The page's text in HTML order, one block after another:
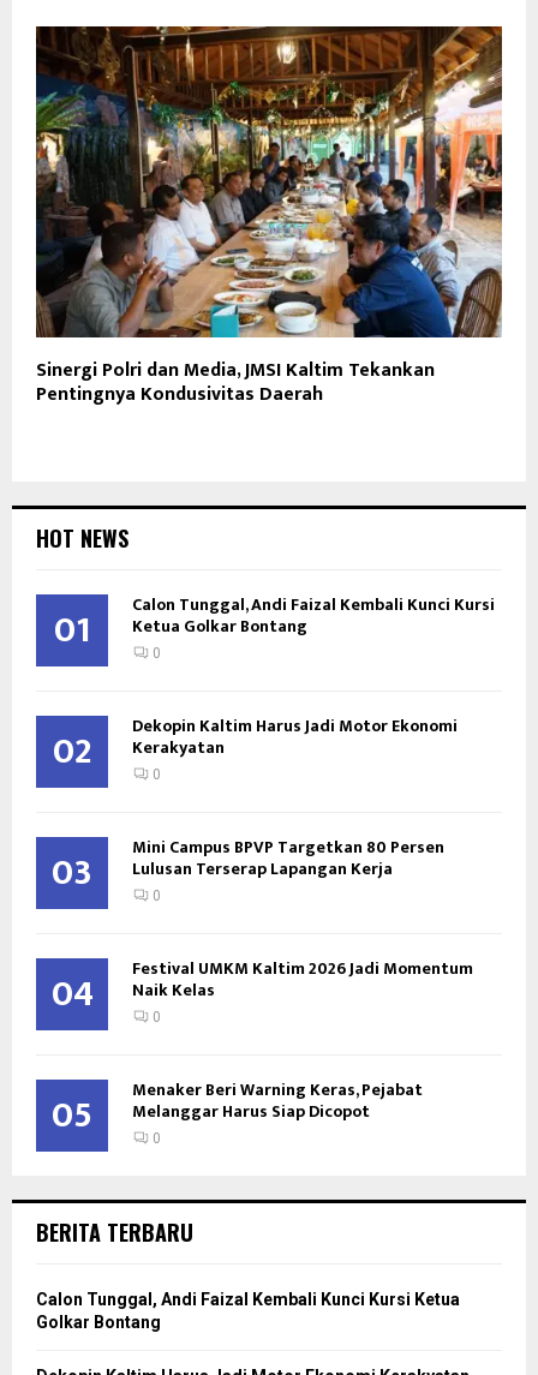
Sinergi Polri dan Media, JMSI Kaltim Tekankan
Pentingnya Kondusivitas Daerah
HOT NEWS
01 Calon Tunggal, Andi Faizal Kembali Kunci Kursi
Ketua Golkar Bontang
0
02 Dekopin Kaltim Harus Jadi Motor Ekonomi
Kerakyatan
0
03 Mini Campus BPVP Targetkan 80 Persen
Lulusan Terserap Lapangan Kerja
0
04 Festival UMKM Kaltim 2026 Jadi Momentum
Naik Kelas
0
05 Menaker Beri Warning Keras, Pejabat
Melanggar Harus Siap Dicopot
0
BERITA TERBARU
Calon Tunggal, Andi Faizal Kembali Kunci Kursi Ketua
Golkar Bontang